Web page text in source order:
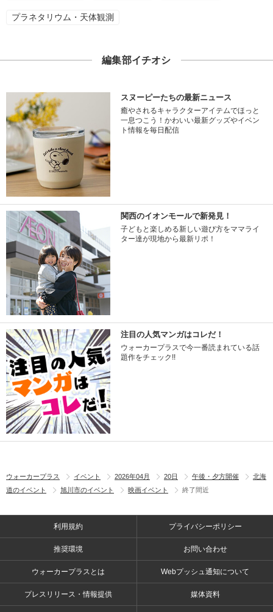
プラネタリウム・天体観測
編集部イチオシ
スヌーピーたちの最新ニュース
癒やされるキャラクターアイテムでほっと
一息つこう！かわいい最新グッズやイベン
ト情報を毎日配信
関西のイオンモールで新発見！
子どもと楽しめる新しい遊び方をママライ
ター達が現地から最新リポ！
注目の人気マンガはコレだ！
ウォーカープラスで今一番読まれている話
題作をチェック!!
ウォーカープラス イベント 2026年04月 20日 午後・夕方開催
北海
道のイベント
旭川市のイベント 映画イベント 終了間近
利用規約 プライバシーポリシー
推奨環境 お問い合わせ
ウォーカープラスとは Webプッシュ通知について
プレスリリース・情報提供 媒体資料